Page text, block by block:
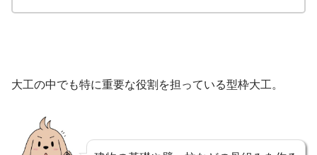
大工の中でも特に重要な役割を担っている型枠大工。